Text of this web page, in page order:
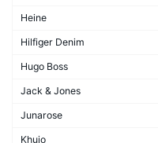
Heine
Hilfiger Denim
Hugo Boss
Jack & Jones
Junarose
Khujo